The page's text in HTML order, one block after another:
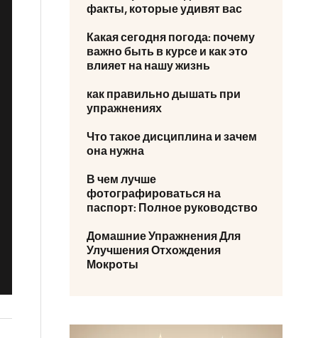
факты, которые удивят вас
Какая сегодня погода: почему
важно быть в курсе и как это
влияет на нашу жизнь
как правильно дышать при
упражнениях
Что такое дисциплина и зачем
она нужна
В чем лучше
фотографироваться на
паспорт: Полное руководство
Домашние Упражнения Для
Улучшения Отхождения
Мокроты